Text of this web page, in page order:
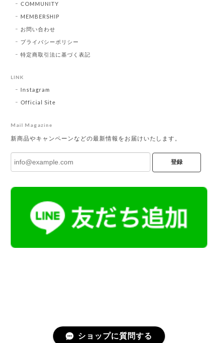
COMMUNITY
MEMBERSHIP
お問い合わせ
プライバシーポリシー
特定商取引法に基づく表記
LINK
Instagram
Official Site
Mail Magazine
新商品やキャンペーンなどの最新情報をお届けいたします。
登録
ショップに質問する